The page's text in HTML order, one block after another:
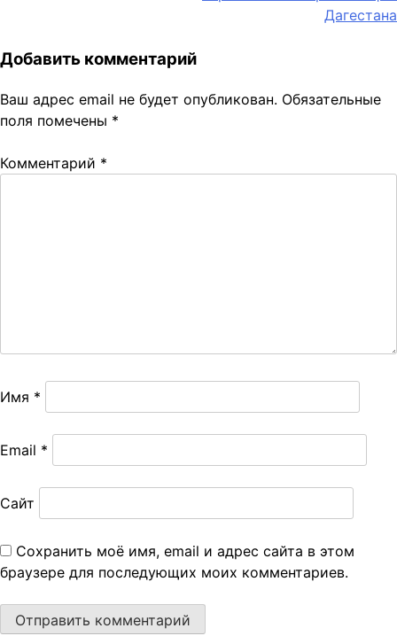
Дагестана
Добавить комментарий
Ваш адрес email не будет опубликован. Обязательные
поля помечены *
Комментарий *
Имя *
Email *
Сайт
Сохранить моё имя, email и адрес сайта в этом
браузере для последующих моих комментариев.